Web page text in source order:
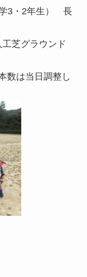
3・2年生） 長
芝グラウンド
数は当日調整し